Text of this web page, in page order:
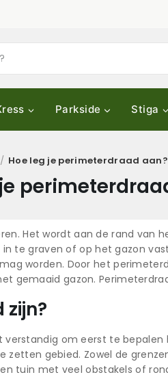
Parkside Stiga
/ Hoe leg je perimeterdraad aan?
Het wordt aan de rand van
te graven of op het gazon
worden. Door het
gemaaid gazon.
om eerst te
gebied. Zowel de
tuin met veel obstakels of